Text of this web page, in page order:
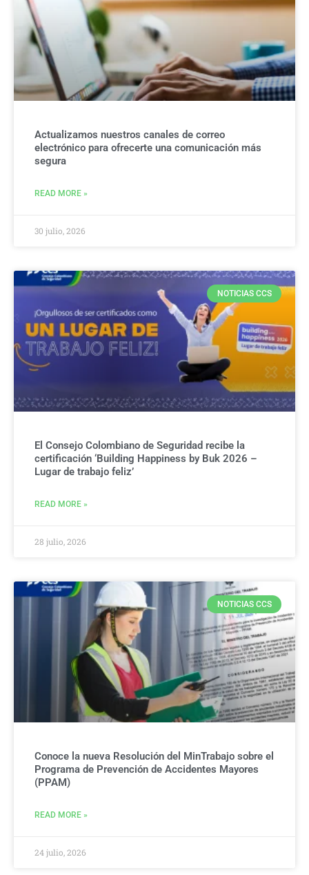
Actualizamos nuestros canales de correo
electrónico para ofrecerte una comunicación más
segura
READ MORE »
30 julio, 2026
NOTICIAS CCS
El Consejo Colombiano de Seguridad recibe la
certificación ‘Building Happiness by Buk 2026 –
Lugar de trabajo feliz’
READ MORE »
28 julio, 2026
NOTICIAS CCS
Conoce la nueva Resolución del MinTrabajo sobre el
Programa de Prevención de Accidentes Mayores
(PPAM)
READ MORE »
24 julio, 2026